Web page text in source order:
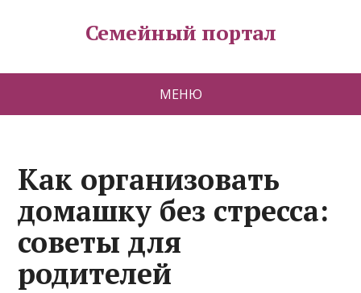
Семейный портал
МЕНЮ
Как организовать
домашку без стресса:
советы для
родителей